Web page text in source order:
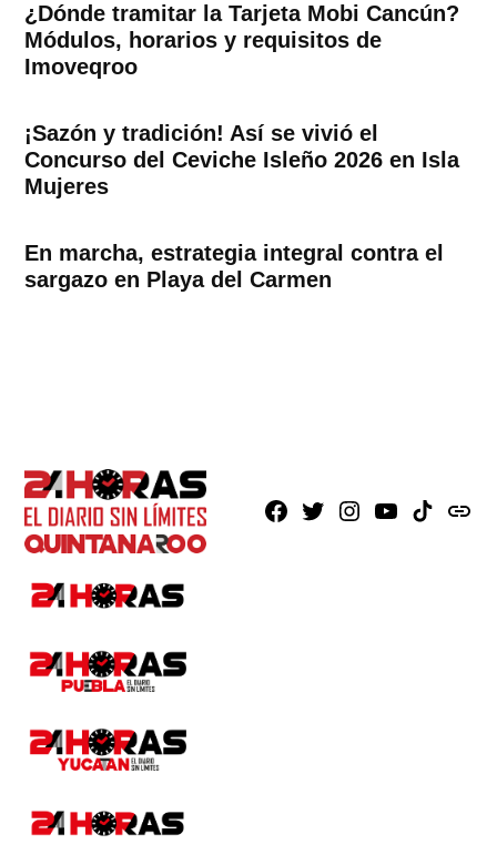
¿Dónde tramitar la Tarjeta Mobi Cancún?
Módulos, horarios y requisitos de
Imoveqroo
¡Sazón y tradición! Así se vivió el
Concurso del Ceviche Isleño 2026 en Isla
Mujeres
En marcha, estrategia integral contra el
sargazo en Playa del Carmen
Facebook
X Instagram
YoutubeTikTokissuu